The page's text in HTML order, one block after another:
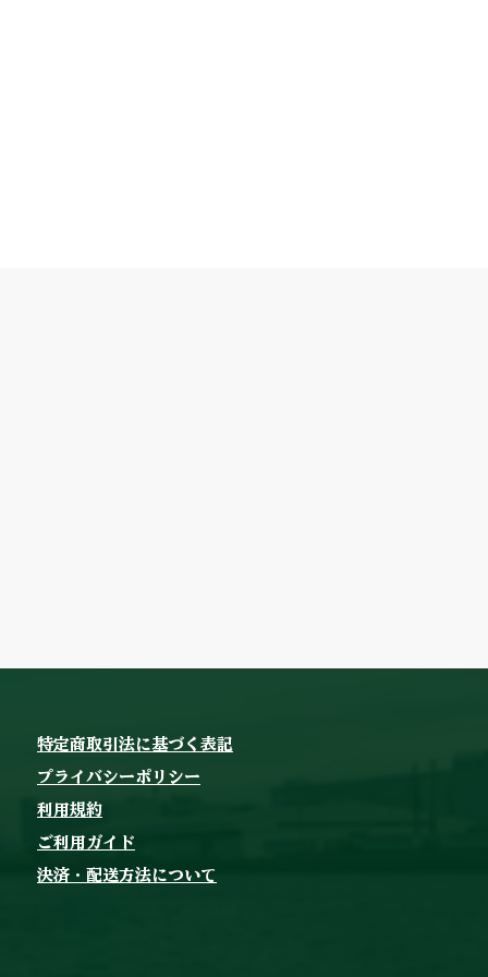
特定商取引法に基づく表記
プライバシーポリシー
利用規約
​​ご利用ガイド
決済・配送方法について